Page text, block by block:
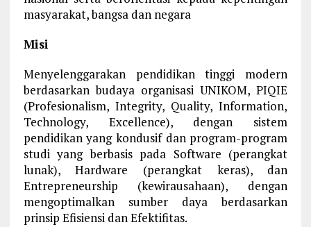
masyarakat, bangsa dan negara
Misi
Menyelenggarakan pendidikan tinggi modern
berdasarkan budaya organisasi UNIKOM, PIQIE
(Profesionalism, Integrity, Quality, Information,
Technology, Excellence), dengan sistem
pendidikan yang kondusif dan program-program
studi yang berbasis pada Software (perangkat
lunak), Hardware (perangkat keras), dan
Entrepreneurship (kewirausahaan), dengan
mengoptimalkan sumber daya berdasarkan
prinsip Efisiensi dan Efektifitas.